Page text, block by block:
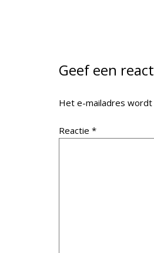
Geef een
Het e-mailadres wordt
Reactie*